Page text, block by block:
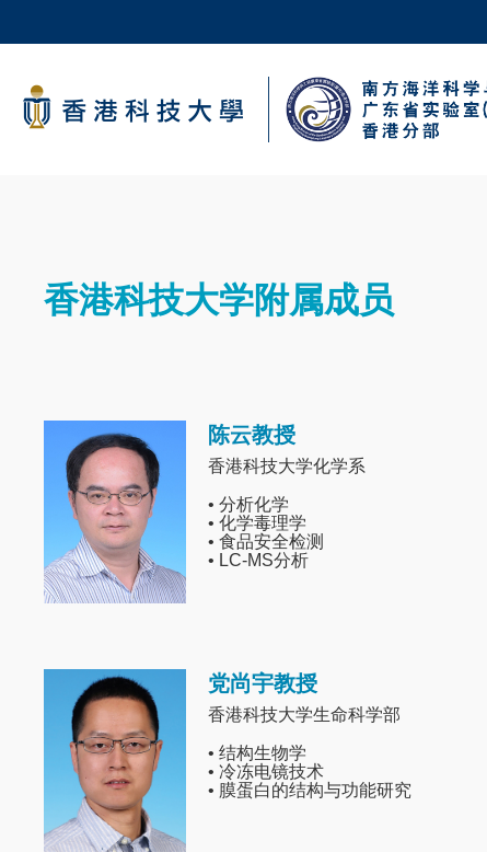
to
content
科大新闻
校园地图及指南
屑
Text
Area
香港科技大学附属成员
Image 陈云教授
香港科技大学化学系
• 分析化学
• 化学毒理学
• 食品安全检测
• LC-MS分析
Image 党尚宇教授
香港科技大学生命科学部
• 结构生物学
• 冷冻电镜技术
• 膜蛋白的结构与功能研究